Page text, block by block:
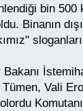
bin 500
Binanın
Tümen, Vali